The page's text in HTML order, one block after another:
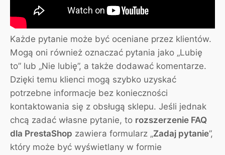
Każde pytanie może być oceniane przez klientów.
Mogą oni również oznaczać pytania jako „Lubię
to” lub „Nie lubię”, a także dodawać komentarze.
Dzięki temu klienci mogą szybko uzyskać
potrzebne informacje bez konieczności
kontaktowania się z obsługą sklepu. Jeśli jednak
chcą zadać własne pytanie, to rozszerzenie FAQ
dla PrestaShop zawiera formularz „Zadaj pytanie”,
który może być wyświetlany w formie